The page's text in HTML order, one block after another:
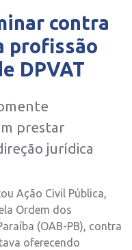
contra
profissão
DPVAT
prestar
jurídica
Ação Civil Pública,
Ordem dos
(OAB-PB), contra
oferecendo